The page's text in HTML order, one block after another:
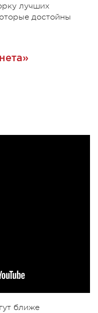
лучших
достойны
ближе